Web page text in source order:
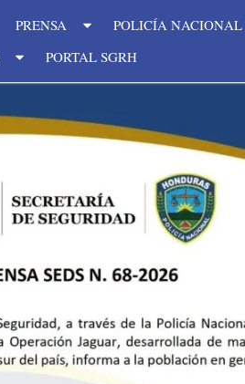
PRENSA POLICÍA NACIONAL
PORTAL SGRH